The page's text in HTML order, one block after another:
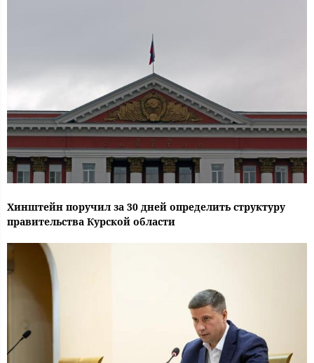
Хинштейн поручил за 30 дней определить структуру
правительства Курской области